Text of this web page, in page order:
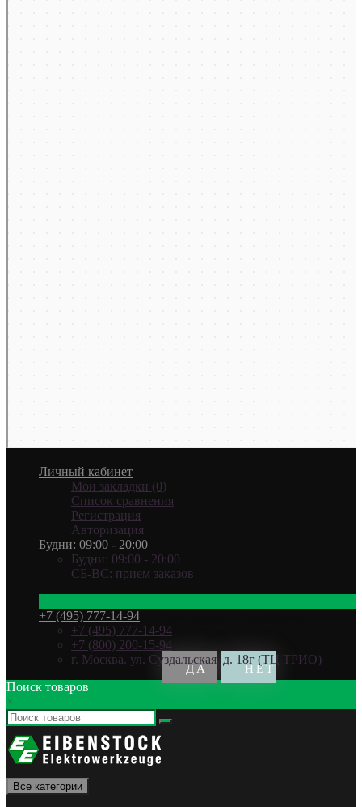
Личный кабинет
Мои закладки (0)
Список сравнения
Регистрация
Авторизация
Будни: 09:00 - 20:00
Будни: 09:00 - 20:00
СБ-ВС: прием заказов
+7 (495) 777-14-94
+7 (495) 777-14-94
+7 (800) 200-15-94
г. Москва. ул. Суздальская, д. 18г (ТЦ ТРИО)
Поиск товаров
×
Все категории